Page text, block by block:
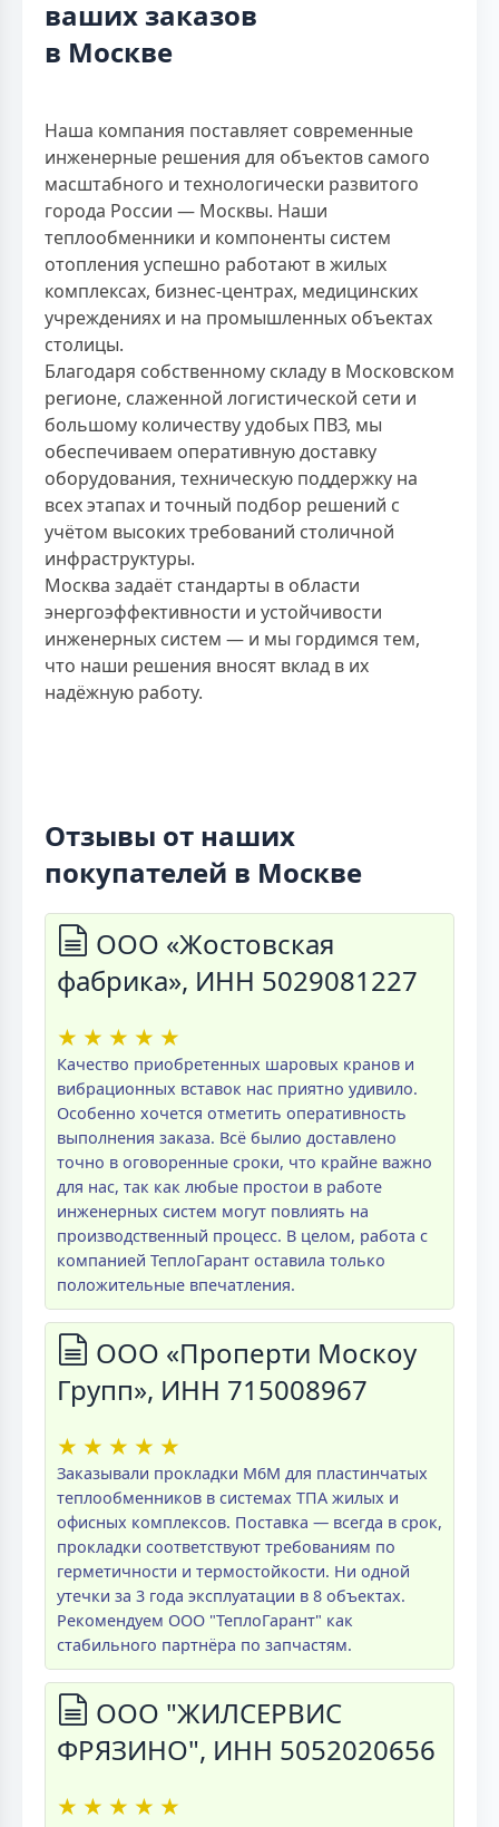
ваших заказов
в Москве
Наша компания поставляет современные
инженерные решения для объектов самого
масштабного и технологически развитого
города России — Москвы. Наши
теплообменники и компоненты систем
отопления успешно работают в жилых
комплексах, бизнес-центрах, медицинских
учреждениях и на промышленных объектах
столицы.
Благодаря собственному складу в Московском
регионе, слаженной логистической сети и
большому количеству удобых ПВЗ, мы
обеспечиваем оперативную доставку
оборудования, техническую поддержку на
всех этапах и точный подбор решений с
учётом высоких требований столичной
инфраструктуры.
Москва задаёт стандарты в области
энергоэффективности и устойчивости
инженерных систем — и мы гордимся тем,
что наши решения вносят вклад в их
надёжную работу.
Отзывы от наших
покупателей в Москве
ООО «Жостовская
фабрика», ИНН 5029081227
★ ★ ★ ★ ★
Качество приобретенных шаровых кранов и
вибрационных вставок нас приятно удивило.
Особенно хочется отметить оперативность
выполнения заказа. Всё былио доставлено
точно в оговоренные сроки, что крайне важно
для нас, так как любые простои в работе
инженерных систем могут повлиять на
производственный процесс. В целом, работа с
компанией ТеплоГарант оставила только
положительные впечатления.
ООО «Проперти Москоу
Групп», ИНН 715008967
★ ★ ★ ★ ★
Заказывали прокладки M6M для пластинчатых
теплообменников в системах ТПА жилых и
офисных комплексов. Поставка — всегда в срок,
прокладки соответствуют требованиям по
герметичности и термостойкости. Ни одной
утечки за 3 года эксплуатации в 8 объектах.
Рекомендуем ООО "ТеплоГарант" как
стабильного партнёра по запчастям.
ООО "ЖИЛСЕРВИС
ФРЯЗИНО", ИНН 5052020656
★ ★ ★ ★ ★